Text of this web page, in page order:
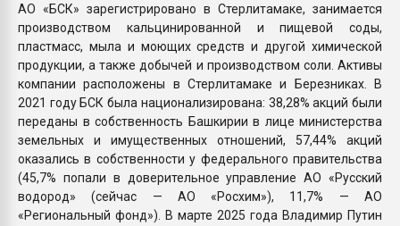
АО «БСК» зарегистрировано в Стерлитамаке, занимается
производством кальцинированной и пищевой соды,
пластмасс, мыла и моющих средств и другой химической
продукции, а также добычей и производством соли. Активы
компании расположены в Стерлитамаке и Березниках. В
2021 году БСК была национализирована: 38,28% акций были
переданы в собственность Башкирии в лице министерства
земельных и имущественных отношений, 57,44% акций
оказались в собственности у федерального правительства
(45,7% попали в доверительное управление АО «Русский
водород» (сейчас — АО «Росхим»), 11,7% — АО
«Региональный фонд»). В марте 2025 года Владимир Путин